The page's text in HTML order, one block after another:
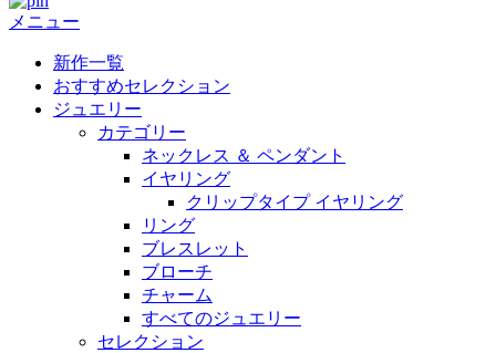
メニュー
新作一覧
おすすめセレクション
ジュエリー
カテゴリー
ネックレス ＆ ペンダント
イヤリング
クリップタイプ イヤリング
リング
ブレスレット
ブローチ
チャーム
すべてのジュエリー
セレクション